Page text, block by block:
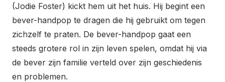
(Jodie Foster) kickt hem uit het huis. Hij begint een
bever-handpop te dragen die hij gebruikt om tegen
zichzelf te praten. De bever-handpop gaat een
steeds grotere rol in zijn leven spelen, omdat hij via
de bever zijn familie verteld over zijn geschiedenis
en problemen.